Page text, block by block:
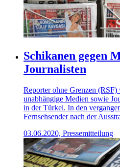
Schikanen gegen
Journalisten
Reporter ohne Grenzen
unabhängige Medien sowie
in der Türkei. In den
Fernsehsender nach der
03.06.2020, Pressemitteilung